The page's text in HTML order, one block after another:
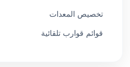
تخصيص المعدات
قوائم قوارب تلقائية